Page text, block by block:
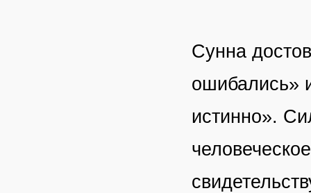
Сунна
ошибались»
истинно».